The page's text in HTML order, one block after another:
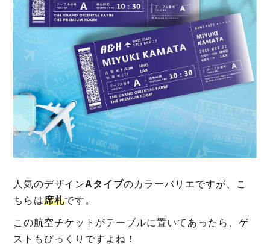
人気のデザインAタイプのカラーバリエですが、こ
ちらは席札です。
この航空チケットがテーブルに置いてあったら、ゲ
ストもびっくりですよね！